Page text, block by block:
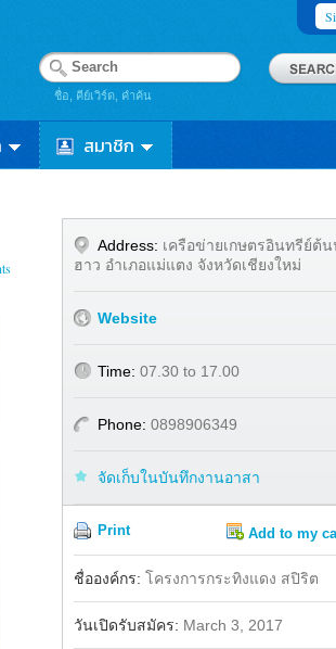
ชื่อ, คีย์เวิร์ด, คำค้น
สมาชิก
Address: เครือข่ายเกษตรอินทรีย์ต้
ฮาว อำเภอแม่แตง จังหวัดเชียงใหม่
Website
Time: 07.30 to 17.00
Phone: 0898906349
จัดเก็บในบันทึกงานอาสา
Print Add to my
Facebook
ชื่อองค์กร: โครงการกระทิงแดง สปิริต
วันเปิดรับสมัคร: March 3, 2017